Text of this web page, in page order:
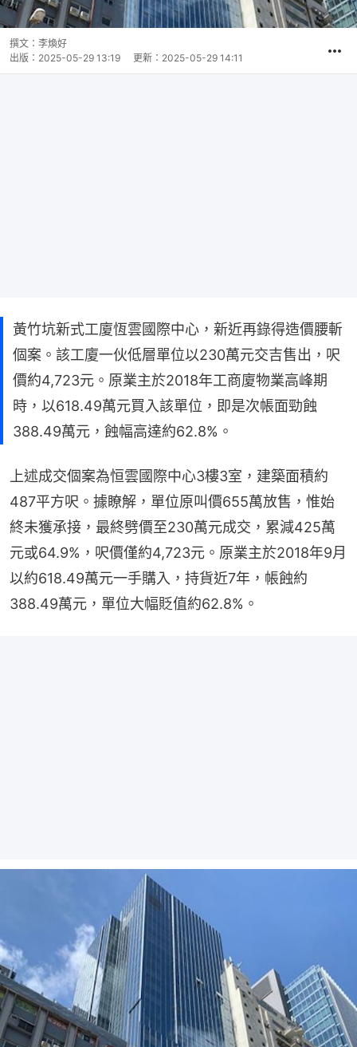
撰文： 李煥好
出版： 2025-05-29 13:19 更新： 2025-05-29 14:11
黃竹坑新式工廈恆雲國際中心，新近再錄得造價腰斬
個案。該工廈一伙低層單位以230萬元交吉售出，呎
價約4,723元。原業主於2018年工商廈物業高峰期
時，以618.49萬元買入該單位，即是次帳面勁蝕
388.49萬元，蝕幅高達約62.8%。
上述成交個案為恒雲國際中心3樓3室，建築面積約
487平方呎。據瞭解，單位原叫價655萬放售，惟始
終未獲承接，最終劈價至230萬元成交，累減425萬
元或64.9%，呎價僅約4,723元。原業主於2018年9月
以約618.49萬元一手購入，持貨近7年，帳蝕約
388.49萬元，單位大幅貶值約62.8%。